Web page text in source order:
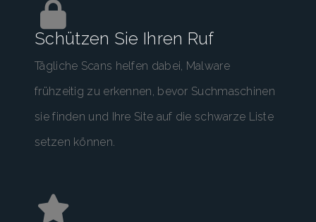
Schützen Sie Ihren Ruf
Tägliche Scans helfen dabei, Malware
frühzeitig zu erkennen, bevor Suchmaschinen
sie finden und Ihre Site auf die schwarze Liste
setzen können.